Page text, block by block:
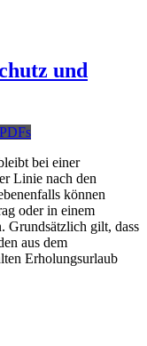
und
bei einer
Linie nach den
können
oder in einem
Grundsätzlich gilt, dass
aus dem
Erholungsurlaub